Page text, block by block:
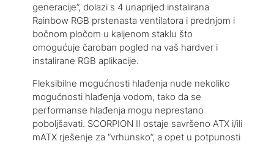
generacije”, dolazi s 4 unaprijed instalirana
Rainbow RGB prstenasta ventilatora i prednjom i
bočnom pločom u kaljenom staklu što
omogućuje čaroban pogled na vaš hardver i
instalirane RGB aplikacije.
Fleksibilne mogućnosti hlađenja nude nekoliko
mogućnosti hlađenja vodom, tako da se
performanse hlađenja mogu neprestano
poboljšavati. SCORPION II ostaje savršeno ATX i/ili
mATX rješenje za “vrhunsko”, a opet u potpunosti